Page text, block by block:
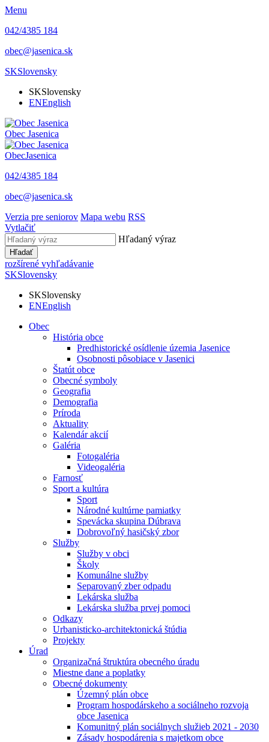
Menu
042/4385 184
obec@jasenica.sk
SKSlovensky
SKSlovensky
ENEnglish
Obec Jasenica
ObecJasenica
042/4385 184
obec@jasenica.sk
Verzia pre seniorov Mapa webu RSS
Vytlačiť
Hľadaný výraz
Hľadať
rozšírené vyhľadávanie
SKSlovensky
SKSlovensky
ENEnglish
Obec
História obce
Predhistorické osídlenie územia Jasenice
Osobnosti pôsobiace v Jasenici
Štatút obce
Obecné symboly
Geografia
Demografia
Príroda
Aktuality
Kalendár akcií
Galéria
Fotogaléria
Videogaléria
Farnosť
Sport a kultúra
Sport
Národné kultúrne pamiatky
Spevácka skupina Dúbrava
Dobrovoľný hasičský zbor
Služby
Služby v obci
Školy
Komunálne služby
Separovaný zber odpadu
Lekárska služba
Lekárska služba prvej pomoci
Odkazy
Urbanisticko-architektonická štúdia
Projekty
Úrad
Organizačná štruktúra obecného úradu
Miestne dane a poplatky
Obecné dokumenty
Územný plán obce
Program hospodárskeho a sociálneho rozvoja
obce Jasenica
Komunitný plán sociálnych služieb 2021 - 2030
Zásady hospodárenia s majetkom obce